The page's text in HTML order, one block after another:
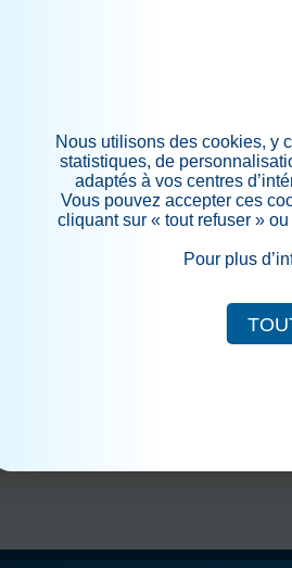
Nous utilisons des cookies, y
statistiques, de
adaptés à vos centres
Vous pouvez accepter ces
cliquant sur « tout refuser »
Pour plus